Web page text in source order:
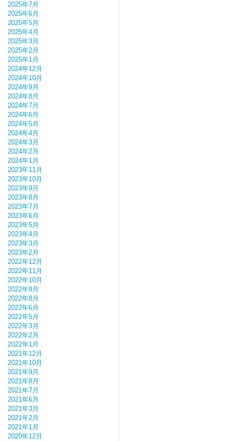
2025年7月
2025年6月
2025年5月
2025年4月
2025年3月
2025年2月
2025年1月
2024年12月
2024年10月
2024年9月
2024年8月
2024年7月
2024年6月
2024年5月
2024年4月
2024年3月
2024年2月
2024年1月
2023年11月
2023年10月
2023年9月
2023年8月
2023年7月
2023年6月
2023年5月
2023年4月
2023年3月
2023年2月
2022年12月
2022年11月
2022年10月
2022年9月
2022年8月
2022年6月
2022年5月
2022年3月
2022年2月
2022年1月
2021年12月
2021年10月
2021年9月
2021年8月
2021年7月
2021年6月
2021年3月
2021年2月
2021年1月
2020年12月